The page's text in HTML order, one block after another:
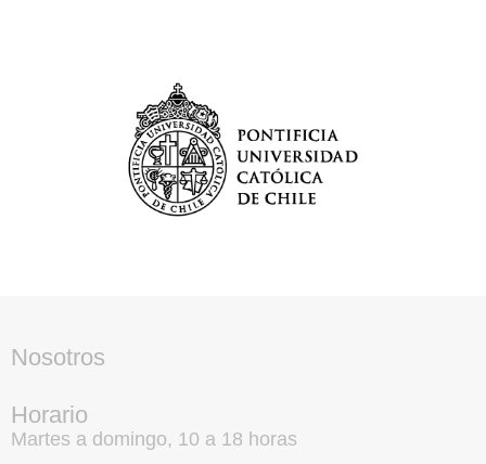
Nosotros
Horario
Martes a domingo, 10 a 18 horas